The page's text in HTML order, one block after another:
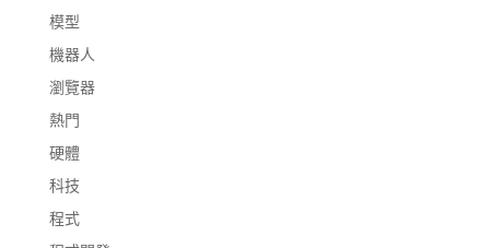
模型
機器人
瀏覽器
熱門
硬體
科技
程式